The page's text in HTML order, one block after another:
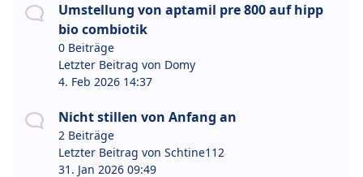
Umstellung von aptamil pre 800 auf hipp
bio combiotik
0 Beiträge
Letzter Beitrag von Domy
4. Feb 2026 14:37
Nicht stillen von Anfang an
2 Beiträge
Letzter Beitrag von Schtine112
31. Jan 2026 09:49